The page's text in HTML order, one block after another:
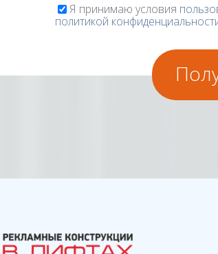
Я принимаю условия
политикой